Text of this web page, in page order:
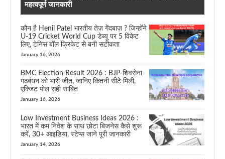
महत्वपूर्ण जानकारी
कौन है Henil Patel भारतीय तेज़ गेंदबाज़ ? जिन्होंने
U-19 Cricket World Cup डेब्यू पर 5 विकेट
लिए, टेनिस बॉल क्रिकेट से बनी सटीकता
January 16, 2026
BMC Election Result 2026 : BJP-शिवसेना
गठबंधन को भारी जीत, जानिए कितनी सीटे मिली,
एक्जिट पोल सही साबित
January 16, 2026
Low Investment Business Ideas 2026 :
भारत में कम निवेश के साथ छोटा बिजनेस कैसे शुरू
करें, 30+ आइडिया, स्टेप्स जाने पूरी जानकारी
January 14, 2026